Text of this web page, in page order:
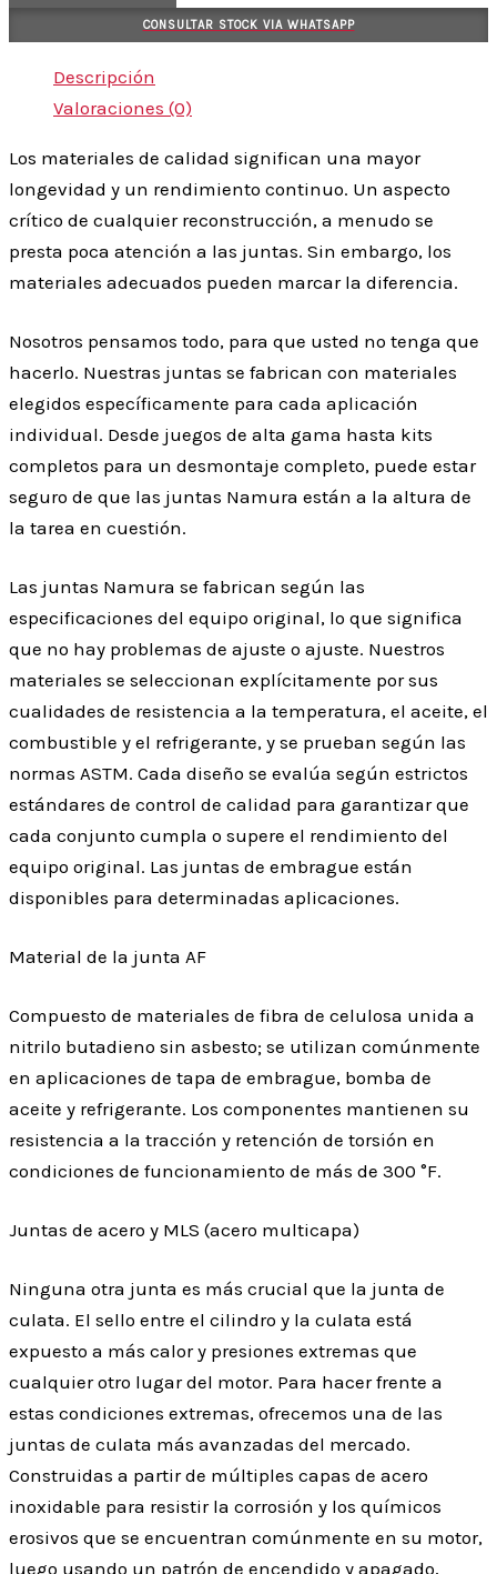
CONSULTAR STOCK VIA WHATSAPP
Descripción
Valoraciones (0)
Los materiales de calidad significan una mayor
longevidad y un rendimiento continuo. Un aspecto
crítico de cualquier reconstrucción, a menudo se
presta poca atención a las juntas. Sin embargo, los
materiales adecuados pueden marcar la diferencia.
Nosotros pensamos todo, para que usted no tenga que
hacerlo. Nuestras juntas se fabrican con materiales
elegidos específicamente para cada aplicación
individual. Desde juegos de alta gama hasta kits
completos para un desmontaje completo, puede estar
seguro de que las juntas Namura están a la altura de
la tarea en cuestión.
Las juntas Namura se fabrican según las
especificaciones del equipo original, lo que significa
que no hay problemas de ajuste o ajuste. Nuestros
materiales se seleccionan explícitamente por sus
cualidades de resistencia a la temperatura, el aceite, el
combustible y el refrigerante, y se prueban según las
normas ASTM. Cada diseño se evalúa según estrictos
estándares de control de calidad para garantizar que
cada conjunto cumpla o supere el rendimiento del
equipo original. Las juntas de embrague están
disponibles para determinadas aplicaciones.
Material de la junta AF
Compuesto de materiales de fibra de celulosa unida a
nitrilo butadieno sin asbesto; se utilizan comúnmente
en aplicaciones de tapa de embrague, bomba de
aceite y refrigerante. Los componentes mantienen su
resistencia a la tracción y retención de torsión en
condiciones de funcionamiento de más de 300 °F.
Juntas de acero y MLS (acero multicapa)
Ninguna otra junta es más crucial que la junta de
culata. El sello entre el cilindro y la culata está
expuesto a más calor y presiones extremas que
cualquier otro lugar del motor. Para hacer frente a
estas condiciones extremas, ofrecemos una de las
juntas de culata más avanzadas del mercado.
Construidas a partir de múltiples capas de acero
inoxidable para resistir la corrosión y los químicos
erosivos que se encuentran comúnmente en su motor,
luego usando un patrón de encendido y apagado,